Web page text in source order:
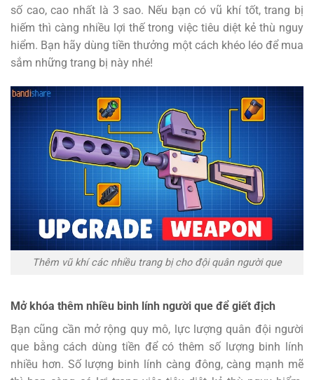
số cao, cao nhất là 3 sao. Nếu bạn có vũ khí tốt, trang bị
hiếm thì càng nhiều lợi thế trong việc tiêu diệt kẻ thù nguy
hiểm. Bạn hãy dùng tiền thưởng một cách khéo léo để mua
sắm những trang bị này nhé!
Thêm vũ khí các nhiều trang bị cho đội quân người que
Mở khóa thêm nhiều binh lính người que để giết địch
Bạn cũng cần mở rộng quy mô, lực lượng quân đội người
que bằng cách dùng tiền để có thêm số lượng binh lính
nhiều hơn. Số lượng binh lính càng đông, càng mạnh mẽ